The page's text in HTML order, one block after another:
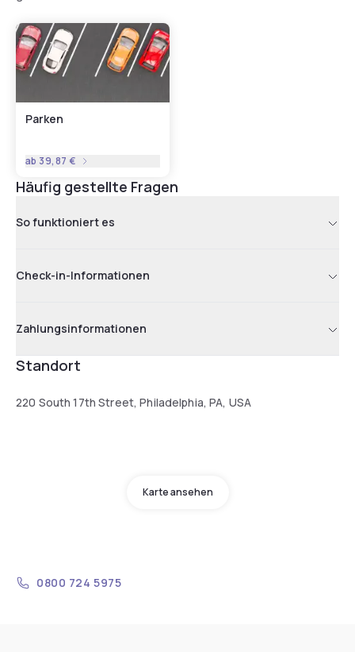
Parken
ab 39,87 €
Häufig gestellte Fragen
So funktioniert es
Check-in-Informationen
Zahlungsinformationen
Standort
220 South 17th Street, Philadelphia, PA, USA
Karte ansehen
0800 724 5975